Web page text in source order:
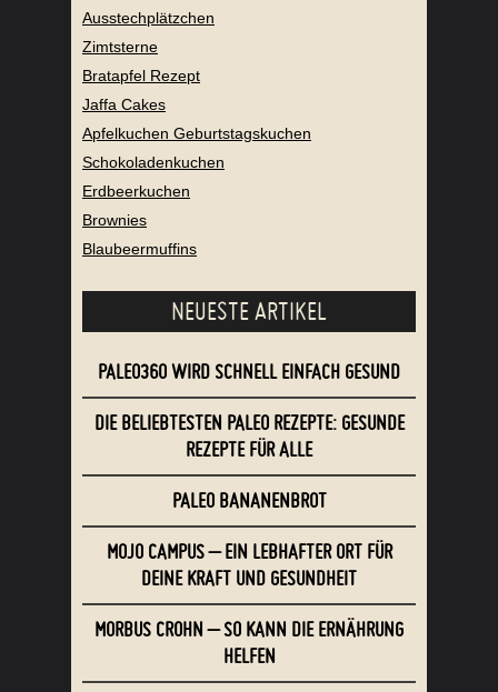
Ausstechplätzchen
Zimtsterne
Bratapfel Rezept
Jaffa Cakes
Apfelkuchen Geburtstagskuchen
Schokoladenkuchen
Erdbeerkuchen
Brownies
Blaubeermuffins
NEUESTE ARTIKEL
PALEO360 WIRD SCHNELL EINFACH GESUND
DIE BELIEBTESTEN PALEO REZEPTE: GESUNDE
REZEPTE FÜR ALLE
PALEO BANANENBROT
MOJO CAMPUS – EIN LEBHAFTER ORT FÜR
DEINE KRAFT UND GESUNDHEIT
MORBUS CROHN – SO KANN DIE ERNÄHRUNG
HELFEN